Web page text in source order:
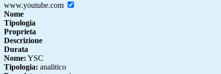
www.youtube.com
Nome
Tipologia
Proprieta
Descrizione
Durata
Nome: YSC
Tipologia: analitico